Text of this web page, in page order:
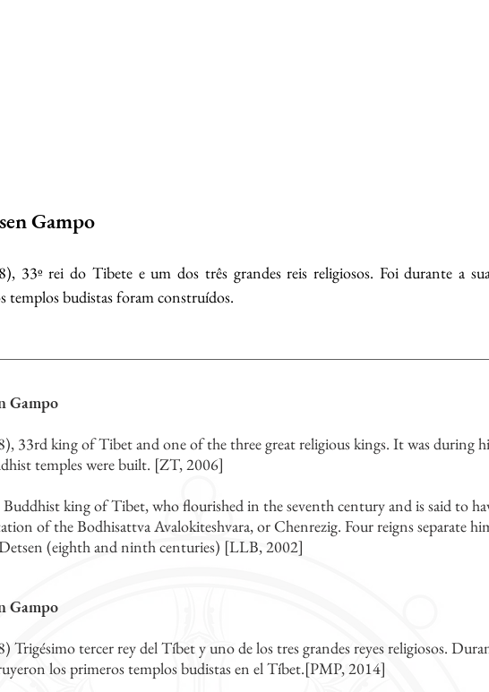
Gampo
33º rei do Tibete e um dos três grandes reis religiosos. Foi durante a
templos budistas foram construídos.
Gampo
33rd king of Tibet and one of the three great religious kings. It was during
temples were built. [ZT, 2006]
king of Tibet, who flourished in the seventh century and is said to
of the Bodhisattva Avalokiteshvara, or Chenrezig. Four reigns separate
(eighth and ninth centuries) [LLB, 2002]
Gampo
Trigésimo tercer rey del Tíbet y uno de los tres grandes reyes religiosos.
los primeros templos budistas en el Tíbet.[PMP, 2014]